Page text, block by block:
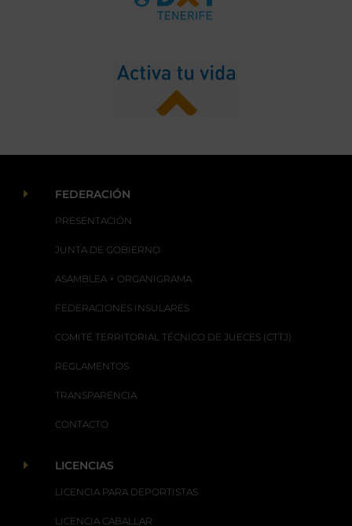
E FEDERACIÓN
PRESENTACIÓN
JUNTA DE GOBIERNO
ASAMBLEA + ORGANIGRAMA
FEDERACIONES INSULARES
COMITÉ TERRITORIAL TÉCNICO DE JUECES (CTTJ)
REGLAMENTOS
TRANSPARENCIA
CONTACTO
E LICENCIAS
LICENCIA PARA DEPORTISTAS
LICENCIA CABALLAR